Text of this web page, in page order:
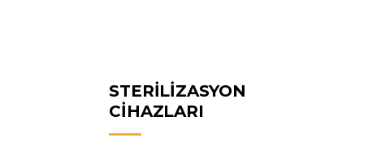
STERİLİZASYON
CİHAZLARI